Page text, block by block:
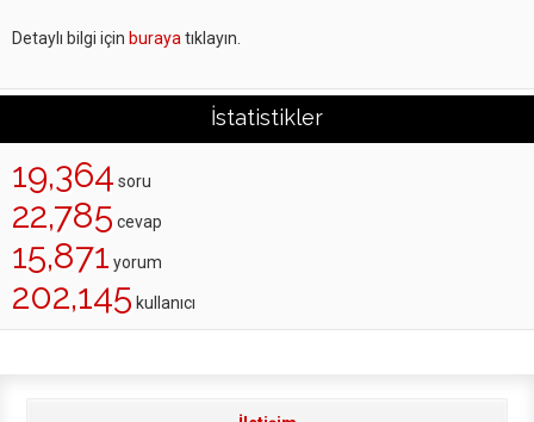
Detaylı bilgi için buraya tıklayın.
İstatistikler
19,364 soru
22,785 cevap
15,871 yorum
202,145 kullanıcı